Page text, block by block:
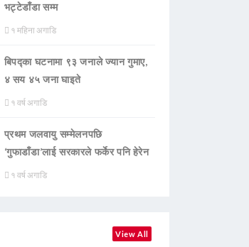
भट्टेडाँडा सम्म
१ महिना अगाडि
बिपद्का घटनामा ९३ जनाले ज्यान गुमाए,
४ सय ४५ जना घाइते
१ वर्ष अगाडि
प्रथम जलवायु सम्मेलनपछि
‘गुफाडाँडा’लाई सरकारले फर्केर पनि हेरेन
१ वर्ष अगाडि
View All